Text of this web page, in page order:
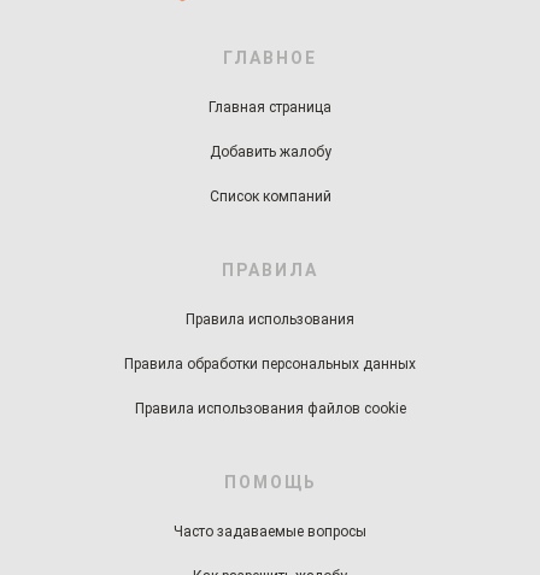
ГЛАВНОЕ
Главная страница
Добавить жалобу
Список компаний
ПРАВИЛА
Правила использования
Правила обработки персональных данных
Правила использования файлов cookie
ПОМОЩЬ
Часто задаваемые вопросы